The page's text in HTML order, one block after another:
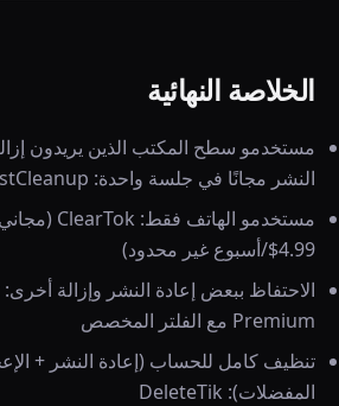
الخلاصة النهائية
مستخدمو سطح المكتب الذين يريدون
النشر مجانًا في جلسة واحدة: RepostCleanup
4.99$/أسبوع غير محدود)
Premium مع الفلتر المخصص
تنظيف كامل للحساب (إعادة النشر +
المفضلات): DeleteTik